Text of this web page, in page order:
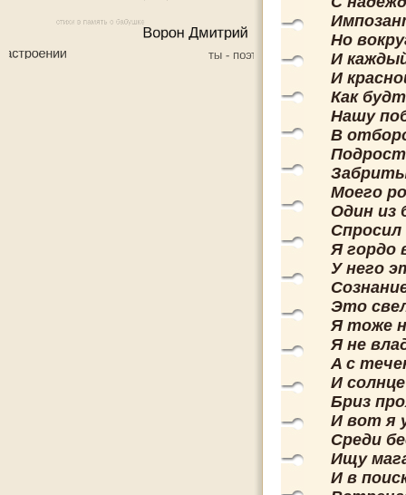
Но
И
И
Как
Нашу
В
Моего
Один из
Спросил
Я гордо
У негo
Это
Я тоже
Я не
A c
И
Бриз
И вот я
Среди
Ищу
И в